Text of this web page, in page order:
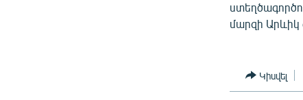
մարզի Արևիկ
Կիսվել